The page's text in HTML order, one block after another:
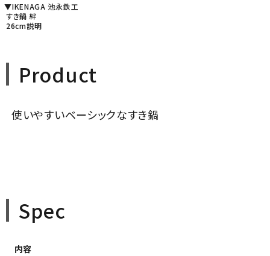
▼IKENAGA 池永鉄工
すき鍋 絆
26cm説明
Product
使いやすいベーシックなすき鍋
Spec
内容